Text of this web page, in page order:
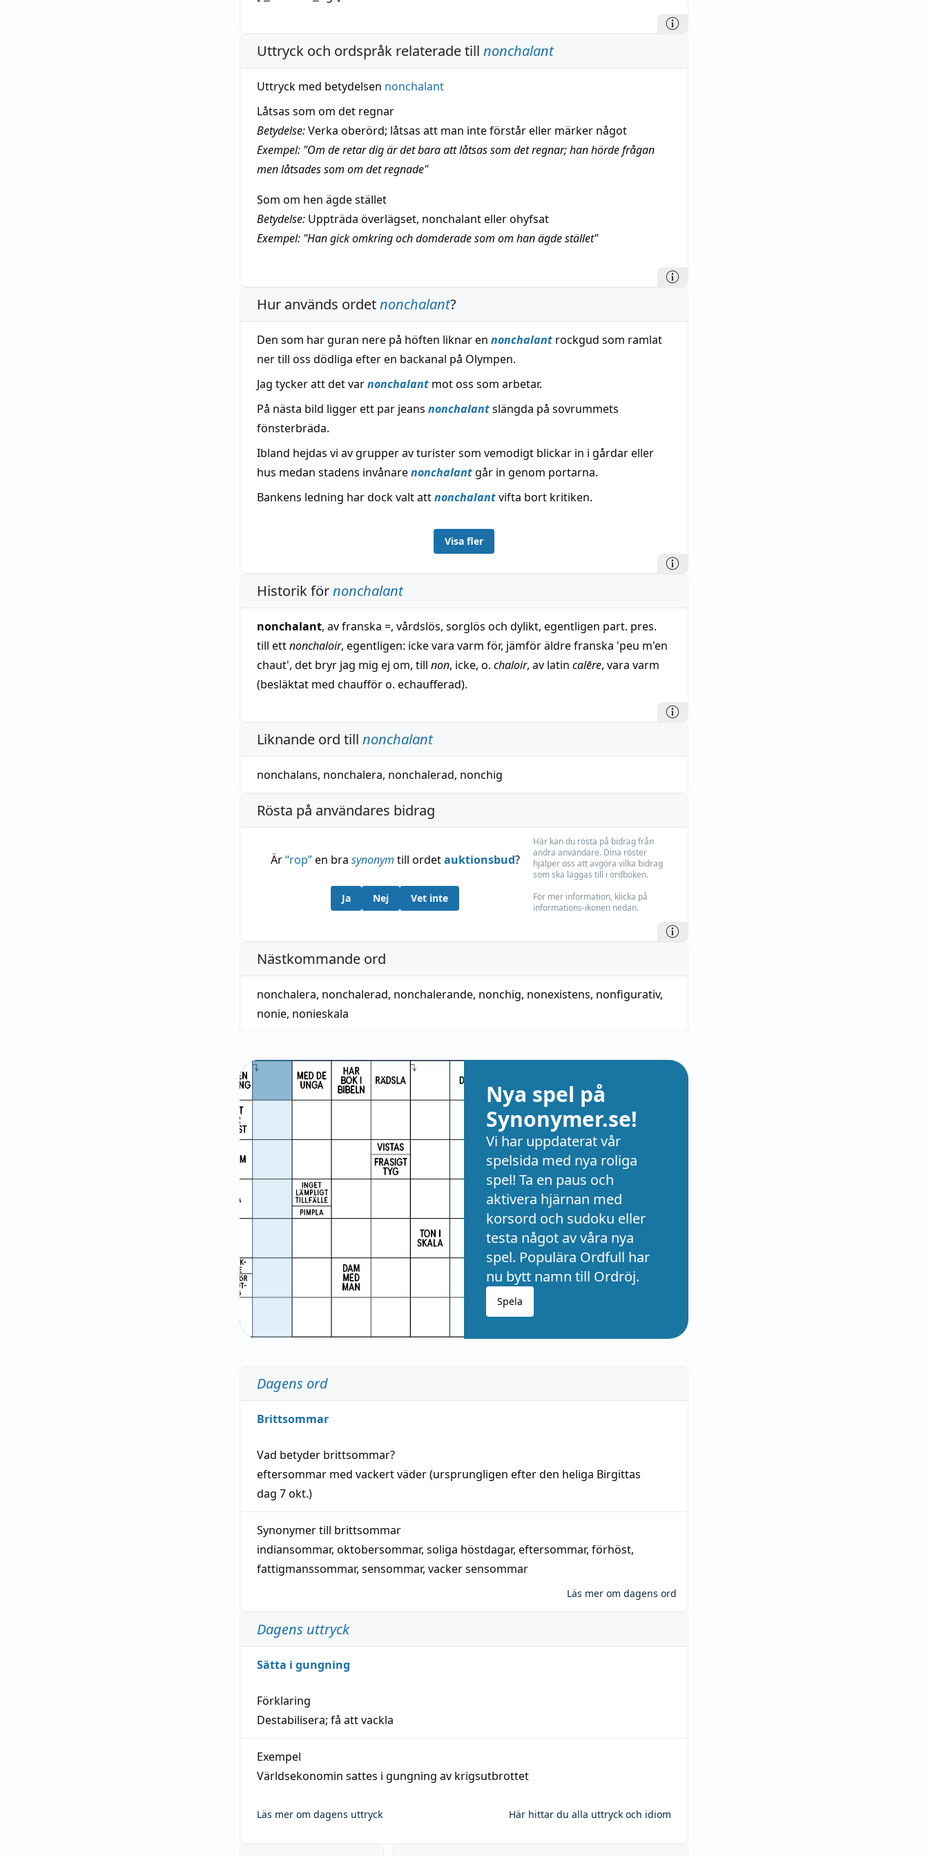
Uttryck och ordspråk relaterade till nonchalant
Uttryck med betydelsen nonchalant
Låtsas som om det regnar
Betydelse:Verka oberörd; låtsas att man inte förstår eller märker något
Exempel: "Om de retar dig är det bara att låtsas som det regnar; han hörde frågan
men låtsades som om det regnade"
Som om hen ägde stället
Betydelse: Uppträda överlägset, nonchalant eller ohyfsat
Exempel: "Han gick omkring och domderade som om han ägde stället"
Hur används ordetnonchalant?
Den som har guran nere på höften liknar en nonchalant rockgud som ramlat
ner till oss dödliga efter en backanal på Olympen.
Jag tycker att det varnonchalant mot oss som arbetar.
På nästa bild ligger ett par jeans nonchalantslängda på sovrummets
fönsterbräda.
Ibland hejdas vi av grupper av turister som vemodigt blickar in i gårdar eller
hus medan stadens invånarenonchalantgår in genom portarna.
Bankens ledning har dock valt attnonchalantvifta bort kritiken.
Visa fler
Historik förnonchalant
nonchalant, av franska =, vårdslös, sorglös och dylikt, egentligen part. pres.
till ettnonchaloir, egentligen: icke vara varm för, jämför äldre franska 'peu m'en
chaut', det bryr jag mig ej om, till non, icke, o. chaloir, av latin calēre, vara varm
(besläktat med chaufför o. echaufferad).
Liknande ord till nonchalant
nonchalans, nonchalera, nonchalerad, nonchig
Rösta på användares bidrag
Är“rop”en bra synonym till ordetauktionsbud?
Ja Nej Vet inte
Här kan du rösta på bidrag från
andra användare. Dina röster
hjälper oss att avgöra vilka bidrag
som ska läggas till i ordboken.
För mer information, klicka på
informations-ikonen nedan.
Nästkommande ord
nonchalera, nonchalerad, nonchalerande, nonchig, nonexistens, nonfigurativ,
nonie, nonieskala
Nya spel på
Synonymer.se!
Vi har uppdaterat vår
spelsida med nya roliga
spel! Ta en paus och
aktivera hjärnan med
korsord och sudoku eller
testa något av våra nya
spel. Populära Ordfull har
nu bytt namn till Ordröj.
Spela
Dagens ord
Brittsommar
Vad betyder brittsommar?
eftersommar med vackertväder(ursprungligen efter den heliga Birgittas
dag 7 okt.)
Synonymer till brittsommar
indiansommar, oktobersommar, soliga höstdagar, eftersommar, förhöst,
fattigmanssommar, sensommar, vacker sensommar
Läs mer om dagens ord
Dagens uttryck
Sätta i gungning
Förklaring
Destabilisera; få att vackla
Exempel
Världsekonomin sattes i gungning av krigsutbrottet
Läs mer om dagens uttryck Här hittar du alla uttryck och idiom